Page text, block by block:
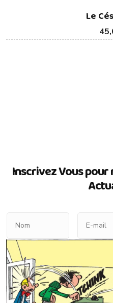
Le
Inscrivez Vous